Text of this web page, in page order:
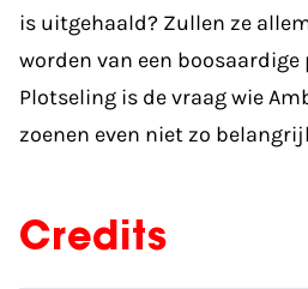
is uitgehaald? Zullen ze
worden van een
Plotseling is de vraag wie
zoenen even niet zo
Credits